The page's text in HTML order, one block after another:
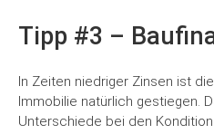
Tipp #3 –
In Zeiten niedriger Zinsen ist
Immobilie natürlich gestiegen.
Unterschiede bei den